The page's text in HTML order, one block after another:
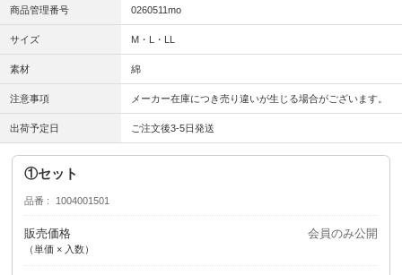
商品管理番号 0260511mo
サイズ M・L・LL
素材 綿
注意事項 メーカー在庫につき売り違いが生じる場合がございます。
出荷予定日 ご注文後3-5日発送
①セット
品番 1004001501
販売価格
（単価 × 入数）
会員のみ公開